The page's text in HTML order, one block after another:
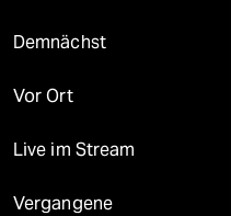
Demnächst
Vor Ort
Live im Stream
Vergangene